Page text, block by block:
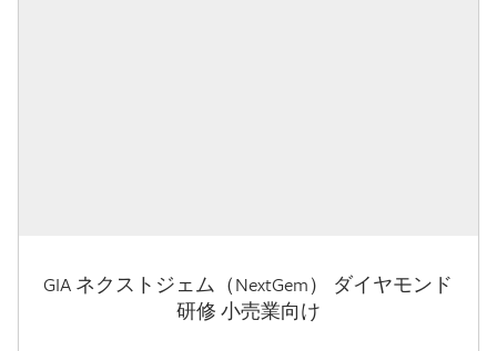
GIA ネクストジェム（NextGem） ダイヤモンド
研修 小売業向け